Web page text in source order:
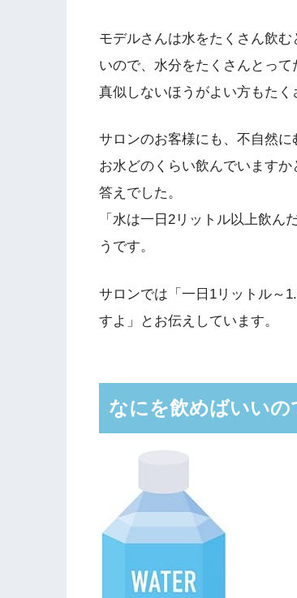
モデルさんは水をたくさん飲
いので、水分をたくさんとって
真似しないほうがよい方もたく
サロンのお客様にも、不自然に
お水どのくらい飲んでいます
答えでした。
「水は一日2リットル以上飲
うです。
サロンでは「一日1リットル～
すよ」とお伝えしています。
なにを飲めばいい